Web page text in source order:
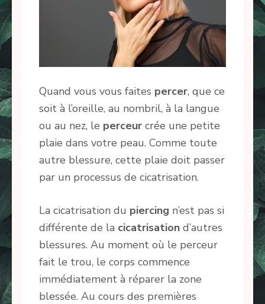
Quand vous vous faites percer, que ce
soit à l’oreille, au nombril, à la langue
ou au nez, le perceur crée une petite
plaie dans votre peau. Comme toute
autre blessure, cette plaie doit passer
par un processus de cicatrisation.
La cicatrisation du piercing n’est pas si
différente de la cicatrisation d’autres
blessures. Au moment où le perceur
fait le trou, le corps commence
immédiatement à réparer la zone
blessée. Au cours des premières